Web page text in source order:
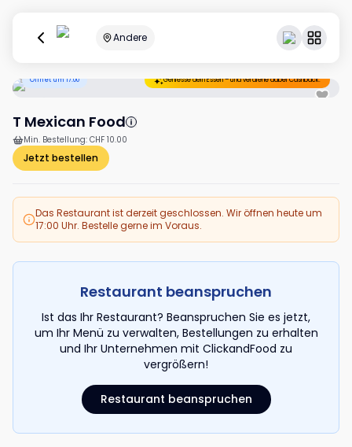
Andere
Öffnet um 17:00 Geniesse dein Essen – und verdiene dabei Cashback.
T Mexican Food
Min. Bestellung: CHF 10.00
Jetzt bestellen
Das Restaurant ist derzeit geschlossen. Wir öffnen heute um
17:00 Uhr. Bestelle gerne im Voraus.
Restaurant beanspruchen
Ist das Ihr Restaurant? Beanspruchen Sie es jetzt,
um Ihr Menü zu verwalten, Bestellungen zu erhalten
und Ihr Unternehmen mit ClickandFood zu
vergrößern!
Restaurant beanspruchen